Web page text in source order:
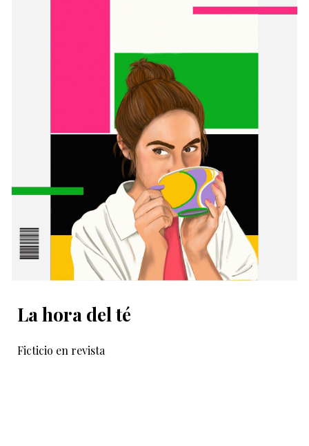
La hora del té
Ficticio en revista